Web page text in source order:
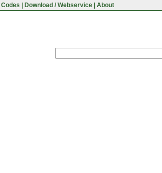
Download / Webservice About